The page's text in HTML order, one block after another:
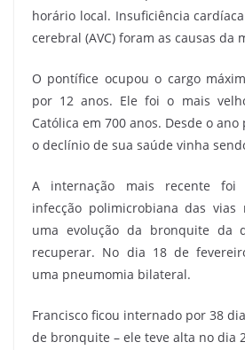
horário local. Insuficiência
cerebral (AVC) foram as causas da
O pontífice ocupou o cargo
por 12 anos. Ele foi o mais
Católica em 700 anos. Desde o
o declínio de sua saúde vinha
A internação mais recente foi
infecção polimicrobiana das vias
uma evolução da bronquite da
recuperar. No dia 18 de
uma pneumomia bilateral.
Francisco ficou internado por 38
de bronquite – ele teve alta no dia